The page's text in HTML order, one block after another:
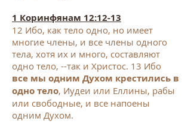
1 Коринфянам 12:12-13
12 Ибо, как тело одно, но имеет
многие члены, и все члены одного
тела, хотя их и много, составляют
одно тело, --так и Христос. 13 Ибо
все мы одним Духом крестились в
одно тело, Иудеи или Еллины, рабы
или свободные, и все напоены
одним Духом.